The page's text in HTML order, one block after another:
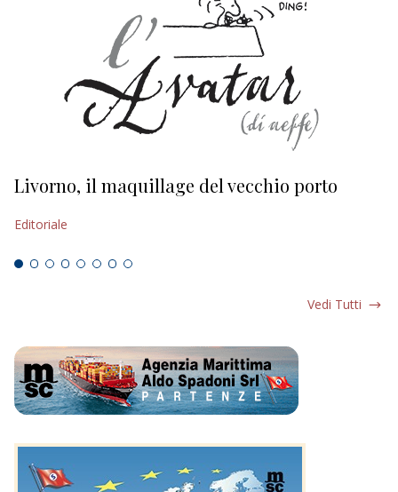
Livorno, il maquillage del vecchio porto
Editoriale
Vedi Tutti